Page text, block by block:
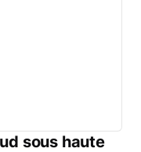
sous haute